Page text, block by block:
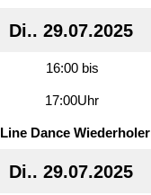
Di.. 29.07.2025
16:00 bis
17:00Uhr
Line Dance Wiederholer
Di.. 29.07.2025